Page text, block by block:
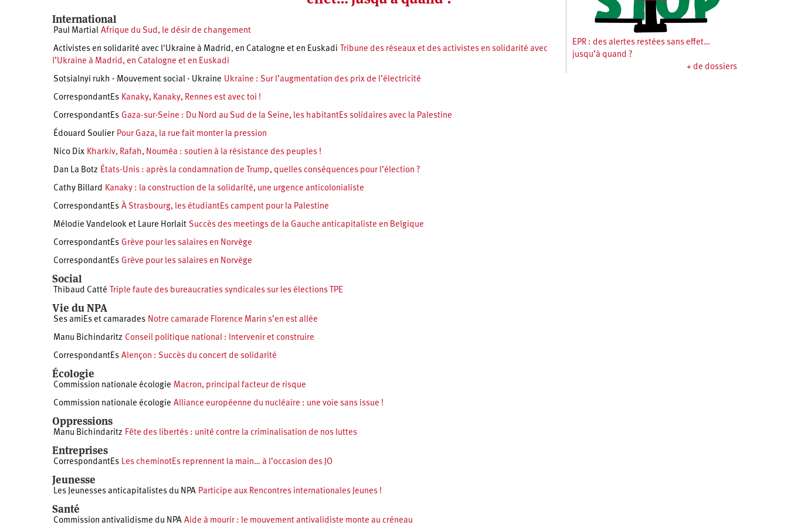
International
Paul Martial Afrique du Sud, le désir de changement
Activistes en solidarité avec l'Ukraine à Madrid, en Catalogne et en Euskadi Tribune des réseaux et des activistes en solidarité avec
l’Ukraine à Madrid, en Catalogne et en Euskadi
Sotsialnyi rukh - Mouvement social - Ukraine Ukraine : Sur l’augmentation des prix de l’électricité
CorrespondantEs Kanaky, Kanaky, Rennes est avec toi !
CorrespondantEs Gaza-sur-Seine : Du Nord au Sud de la Seine, les habitantEs solidaires avec la Palestine
Édouard Soulier Pour Gaza, la rue fait monter la pression
Nico Dix Kharkiv, Rafah, Nouméa : soutien à la résistance des peuples !
Dan La Botz États-Unis : après la condamnation de Trump, quelles conséquences pour l’élection ?
Cathy Billard Kanaky : la construction de la solidarité, une urgence anticolonialiste
CorrespondantEs À Strasbourg, les étudiantEs campent pour la Palestine
Mélodie Vandelook et Laure Horlait Succès des meetings de la Gauche anticapitaliste en Belgique
CorrespondantEs Grève pour les salaires en Norvège
CorrespondantEs Grève pour les salaires en Norvège
Social
Thibaud Catté Triple faute des bureaucraties syndicales sur les élections TPE
Vie du NPA
Ses amiEs et camarades Notre camarade Florence Marin s’en est allée
Manu Bichindaritz Conseil politique national : Intervenir et construire
CorrespondantEs Alençon : Succès du concert de solidarité
Écologie
Commission nationale écologie Macron, principal facteur de risque
Commission nationale écologie Alliance européenne du nucléaire : une voie sans issue !
Oppressions
Manu Bichindaritz Fête des libertés : unité contre la criminalisation de nos luttes
Entreprises
CorrespondantEs Les cheminotEs reprennent la main… à l’occasion des JO
Jeunesse
Les Jeunesses anticapitalistes du NPA Participe aux Rencontres internationales Jeunes !
Santé
Commission antivalidisme du NPA Aide à mourir : le mouvement antivalidiste monte au créneau
EPR : des alertes restées sans effet…
jusqu’à quand ?
+ de dossiers